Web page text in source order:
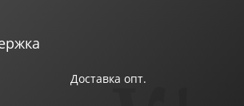
Доставка опт.